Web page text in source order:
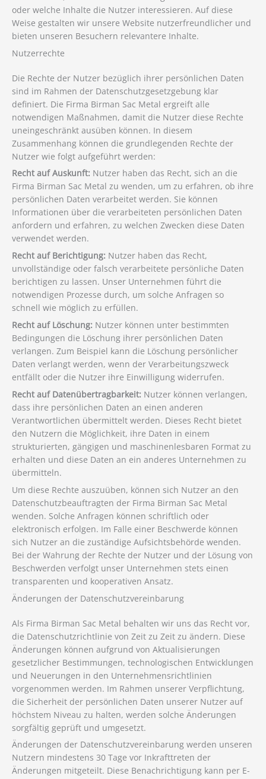
oder welche Inhalte die Nutzer interessieren. Auf diese
Weise gestalten wir unsere Website nutzerfreundlicher und
bieten unseren Besuchern relevantere Inhalte.
Nutzerrechte
Die Rechte der Nutzer bezüglich ihrer persönlichen Daten
sind im Rahmen der Datenschutzgesetzgebung klar
definiert. Die Firma Birman Sac Metal ergreift alle
notwendigen Maßnahmen, damit die Nutzer diese Rechte
uneingeschränkt ausüben können. In diesem
Zusammenhang können die grundlegenden Rechte der
Nutzer wie folgt aufgeführt werden:
Recht auf Auskunft: Nutzer haben das Recht, sich an die
Firma Birman Sac Metal zu wenden, um zu erfahren, ob ihre
persönlichen Daten verarbeitet werden. Sie können
Informationen über die verarbeiteten persönlichen Daten
anfordern und erfahren, zu welchen Zwecken diese Daten
verwendet werden.
Recht auf Berichtigung: Nutzer haben das Recht,
unvollständige oder falsch verarbeitete persönliche Daten
berichtigen zu lassen. Unser Unternehmen führt die
notwendigen Prozesse durch, um solche Anfragen so
schnell wie möglich zu erfüllen.
Recht auf Löschung: Nutzer können unter bestimmten
Bedingungen die Löschung ihrer persönlichen Daten
verlangen. Zum Beispiel kann die Löschung persönlicher
Daten verlangt werden, wenn der Verarbeitungszweck
entfällt oder die Nutzer ihre Einwilligung widerrufen.
Recht auf Datenübertragbarkeit: Nutzer können verlangen,
dass ihre persönlichen Daten an einen anderen
Verantwortlichen übermittelt werden. Dieses Recht bietet
den Nutzern die Möglichkeit, ihre Daten in einem
strukturierten, gängigen und maschinenlesbaren Format zu
erhalten und diese Daten an ein anderes Unternehmen zu
übermitteln.
Um diese Rechte auszuüben, können sich Nutzer an den
Datenschutzbeauftragten der Firma Birman Sac Metal
wenden. Solche Anfragen können schriftlich oder
elektronisch erfolgen. Im Falle einer Beschwerde können
sich Nutzer an die zuständige Aufsichtsbehörde wenden.
Bei der Wahrung der Rechte der Nutzer und der Lösung von
Beschwerden verfolgt unser Unternehmen stets einen
transparenten und kooperativen Ansatz.
Änderungen der Datenschutzvereinbarung
Als Firma Birman Sac Metal behalten wir uns das Recht vor,
die Datenschutzrichtlinie von Zeit zu Zeit zu ändern. Diese
Änderungen können aufgrund von Aktualisierungen
gesetzlicher Bestimmungen, technologischen Entwicklungen
und Neuerungen in den Unternehmensrichtlinien
vorgenommen werden. Im Rahmen unserer Verpflichtung,
die Sicherheit der persönlichen Daten unserer Nutzer auf
höchstem Niveau zu halten, werden solche Änderungen
sorgfältig geprüft und umgesetzt.
Änderungen der Datenschutzvereinbarung werden unseren
Nutzern mindestens 30 Tage vor Inkrafttreten der
Änderungen mitgeteilt. Diese Benachrichtigung kann per E-